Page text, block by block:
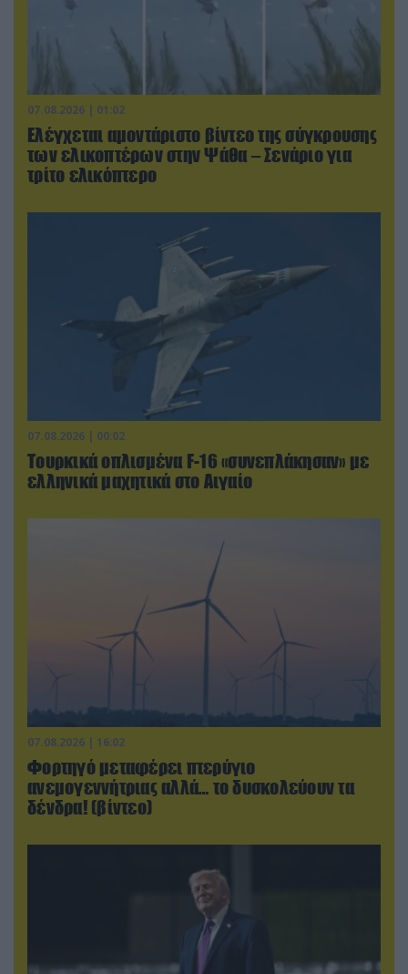
07.08.2026 | 01:02
Ελέγχεται αμοντάριστο βίντεο της σύγκρουσης
των ελικοπτέρων στην Ψάθα – Σενάριο για
τρίτο ελικόπτερο
07.08.2026 | 00:02
Τουρκικά οπλισμένα F-16 «συνεπλάκησαν» με
ελληνικά μαχητικά στο Αιγαίο
07.08.2026 | 16:02
Φορτηγό μεταφέρει πτερύγιο
ανεμογεννήτριας αλλά… το δυσκολεύουν τα
δένδρα! (βίντεο)